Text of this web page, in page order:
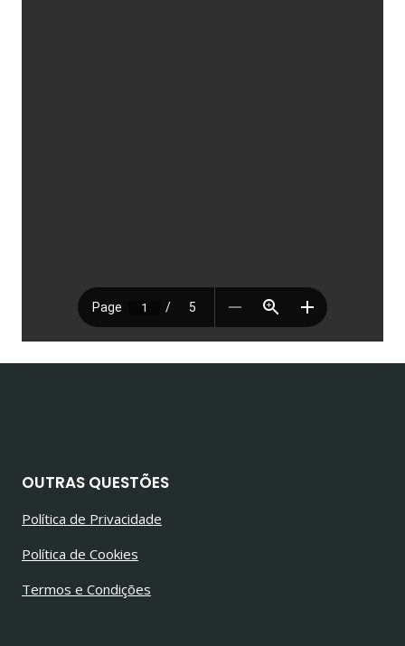
OUTRAS QUESTÕES
Política de Privacidade
Política de Cookies
Termos e Condições